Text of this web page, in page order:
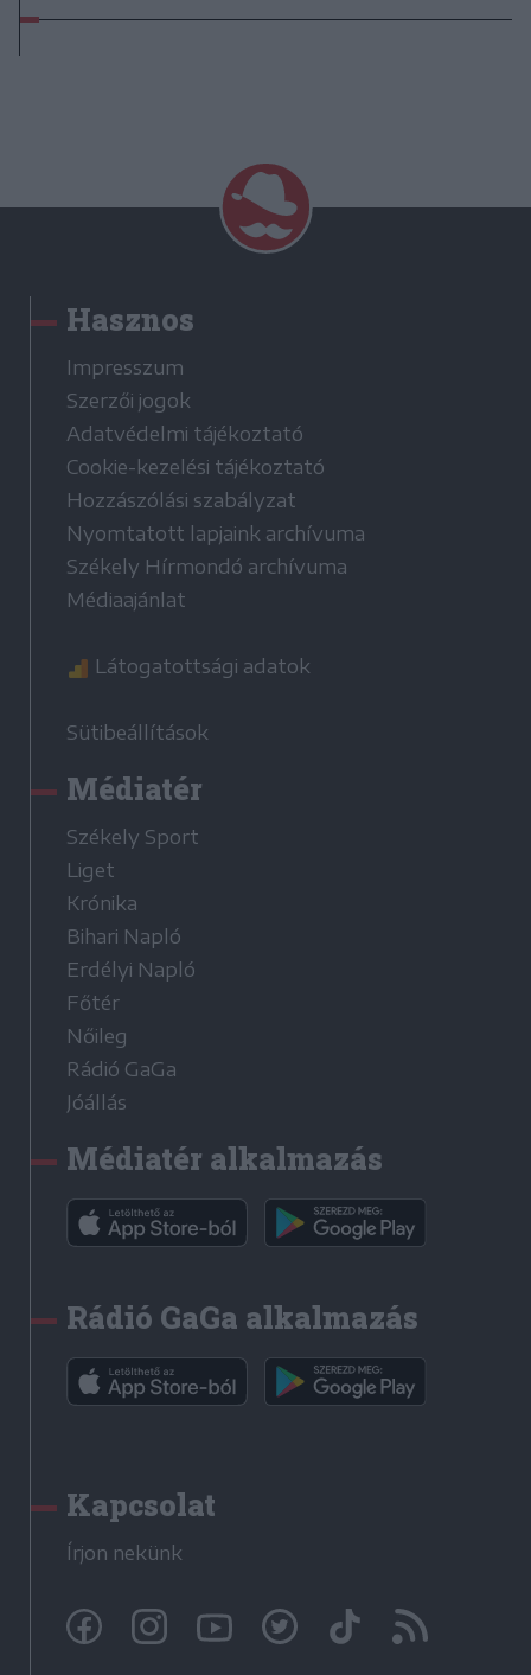
Hasznos
Impresszum
Szerzői jogok
Adatvédelmi tájékoztató
Cookie-kezelési tájékoztató
Hozzászólási szabályzat
Nyomtatott lapjaink archívuma
Székely Hírmondó archívuma
Médiaajánlat
Látogatottsági adatok
Sütibeállítások
Médiatér
Székely Sport
Liget
Krónika
Bihari Napló
Erdélyi Napló
Főtér
Nőileg
Rádió GaGa
Jóállás
Médiatér alkalmazás
Rádió GaGa alkalmazás
Kapcsolat
Írjon nekünk